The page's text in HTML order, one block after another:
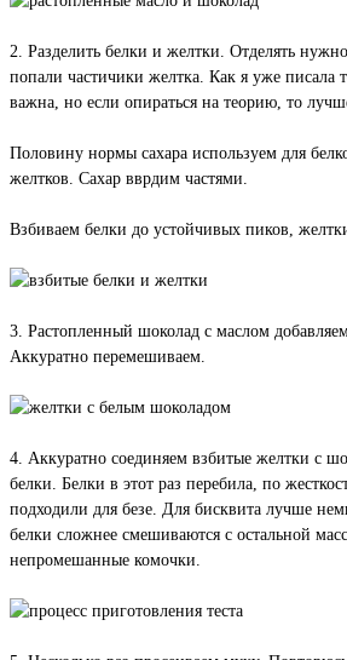
2. Разделить белки и желтки. Отделять
попали частичики желтка. Как я уже писала
важна, но если опираться на теорию, то
Половину нормы сахара используем для
желтков. Сахар вврдим частями.
Взбиваем белки до устойчивых пиков,
3. Растопленный шоколад с маслом
Аккуратно перемешиваем.
4. Аккуратно соединяем взбитые желтки с
белки. Белки в этот раз перебила, по
подходили для безе. Для бисквита лучше
белки сложнее смешиваются с остальной
непромешанные комочки.